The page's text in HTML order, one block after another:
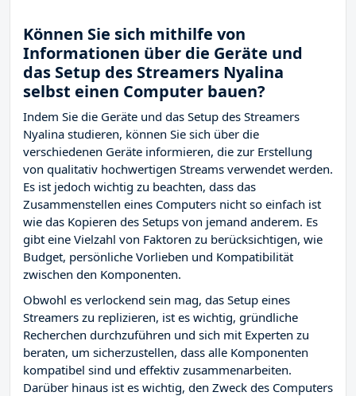
Können Sie sich mithilfe von
Informationen über die Geräte und
das Setup des Streamers Nyalina
selbst einen Computer bauen?
Indem Sie die Geräte und das Setup des Streamers
Nyalina studieren, können Sie sich über die
verschiedenen Geräte informieren, die zur Erstellung
von qualitativ hochwertigen Streams verwendet werden.
Es ist jedoch wichtig zu beachten, dass das
Zusammenstellen eines Computers nicht so einfach ist
wie das Kopieren des Setups von jemand anderem. Es
gibt eine Vielzahl von Faktoren zu berücksichtigen, wie
Budget, persönliche Vorlieben und Kompatibilität
zwischen den Komponenten.
Obwohl es verlockend sein mag, das Setup eines
Streamers zu replizieren, ist es wichtig, gründliche
Recherchen durchzuführen und sich mit Experten zu
beraten, um sicherzustellen, dass alle Komponenten
kompatibel sind und effektiv zusammenarbeiten.
Darüber hinaus ist es wichtig, den Zweck des Computers